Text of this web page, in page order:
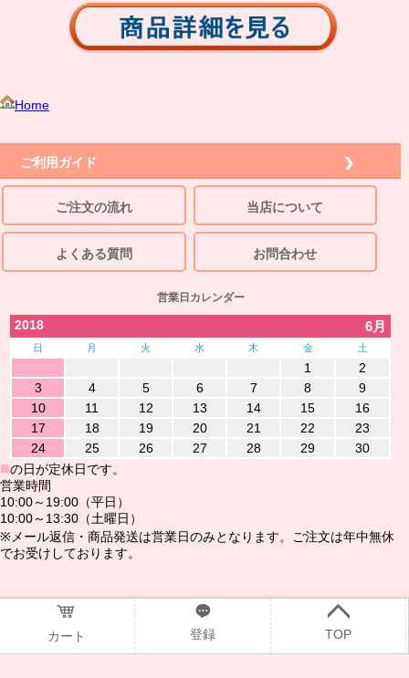
カート 登録 TOP
Home
ご利用ガイド
ご注文の流れ 当店について
よくある質問 お問合わせ
営業日カレンダー
2018 6月
日 月 火 水 木 金 土
1
2
3
4 5 6 7 8
9
10
11 12 13 14 15
16
17
18 19 20 21 22
23
24
25 26 27 28 29 30
■の日が定休日です。
営業時間
10:00～19:00（平日）
10:00～13:30（土曜日）
※メール返信・商品発送は営業日のみとなります。ご注文は年中無休
でお受けしております。
@2016www.ndshop.jp